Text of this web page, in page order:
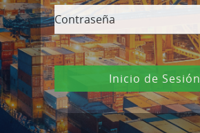
Contraseña
Inicio de Sesión